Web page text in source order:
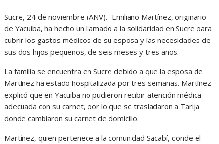
Sucre, 24 de noviembre (ANV).- Emiliano Martínez, originario
de Yacuiba, ha hecho un llamado a la solidaridad en Sucre para
cubrir los gastos médicos de su esposa y las necesidades de
sus dos hijos pequeños, de seis meses y tres años.
La familia se encuentra en Sucre debido a que la esposa de
Martínez ha estado hospitalizada por tres semanas. Martínez
explicó que en Yacuiba no pudieron recibir atención médica
adecuada con su carnet, por lo que se trasladaron a Tarija
donde cambiaron su carnet de domicilio.
Martínez, quien pertenece a la comunidad Sacabí, donde el